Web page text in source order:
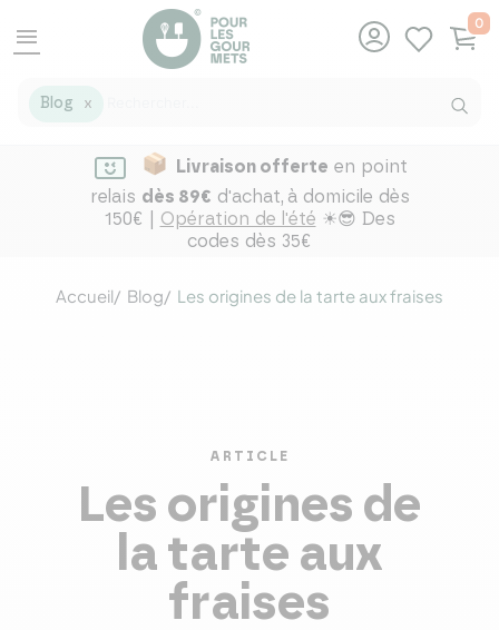
menu
Blog X
0
Livraison offerte en point
relais dès 89€ d'achat, à domicile dès
150€ | Opération de l'été ☀😎 Des
codes dès 35€
Accueil Blog Les origines de la tarte aux fraises
ARTICLE
Les origines de
la tarte aux
fraises